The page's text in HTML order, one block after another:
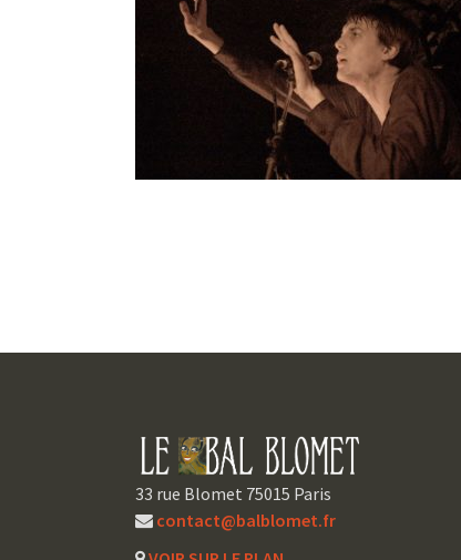
33 rue Blomet 75015 Paris
contact@balblomet.fr